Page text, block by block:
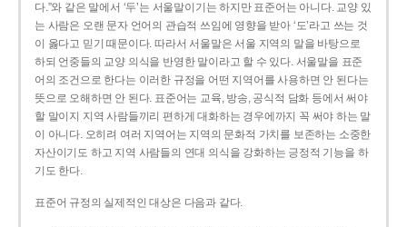
다.”와 같은 말에서 ‘두’는 서울말이기는 하지만 표준어는 아니다. 교양 있
는 사람은 오랜 문자 언어의 관습적 쓰임에 영향을 받아 ‘도’라고 쓰는 것
이 옳다고 믿기 때문이다. 따라서 서울말은 서울 지역의 말을 바탕으로
하되 언중들의 교양 의식을 반영한 말이라고 할 수 있다. 서울말을 표준
어의 조건으로 한다는 이러한 규정을 어떤 지역어를 사용하면 안 된다는
뜻으로 오해하면 안 된다. 표준어는 교육, 방송, 공식적 담화 등에서 써야
할 말이지 지역 사람들끼리 편하게 대화하는 경우에까지 꼭 써야 하는 말
이 아니다. 오히려 여러 지역어는 지역의 문화적 가치를 보존하는 소중한
자산이기도 하고 지역 사람들의 연대 의식을 강화하는 긍정적 기능을 하
기도 한다.
표준어 규정의 실제적인 대상은 다음과 같다.